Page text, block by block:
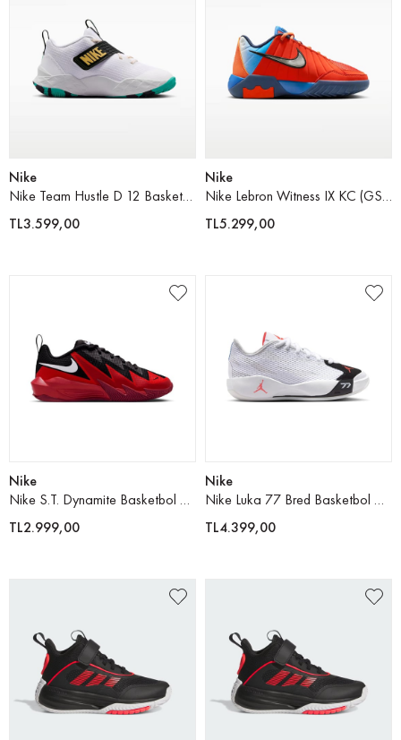
Nike
Nike Team Hustle D 12 Basketbol Ayakkabısı
TL3.599,00
Nike
Nike Lebron Witness IX KC (GS) Basketbol Ayakkabısı
TL5.299,00
Nike
Nike S.T. Dynamite Basketbol Ayakkabısı
TL2.999,00
Nike
Nike Luka 77 Bred Basketbol Ayakkabısı
TL4.399,00